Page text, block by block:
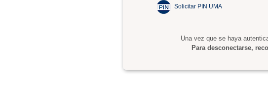
Solicitar PIN UMA
Una vez que se haya
Para desconectarse,